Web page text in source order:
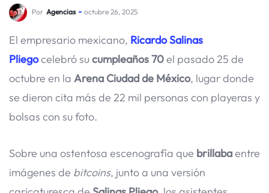
Por Agencias octubre 26, 2025
El empresario mexicano, Ricardo Salinas
Pliegocelebró sucumpleaños 70el pasado 25 de
octubre en la Arena Ciudad de México, lugar donde
se dieron cita más de 22 mil personas con playeras y
bolsas con su foto.
Sobre una ostentosa escenografía que brillabaentre
imágenes de bitcoins, junto a una versión